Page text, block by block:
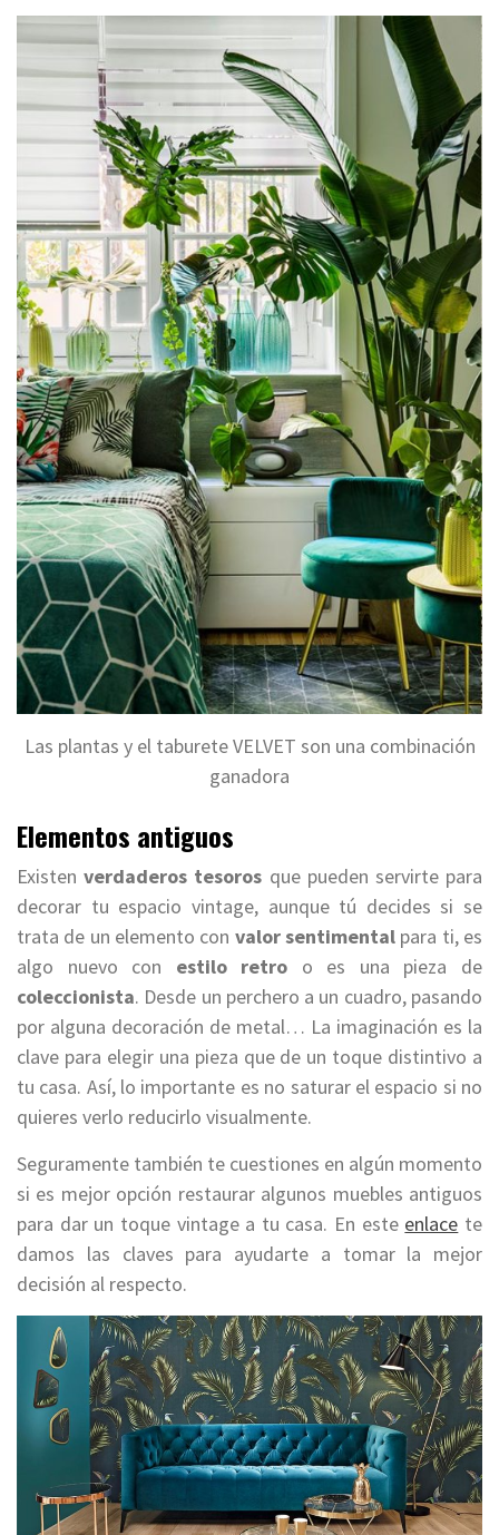
Las plantas y el taburete VELVET son una combinación
ganadora
Elementos antiguos
Existenverdaderos tesoros que pueden servirte para
decorar tu espacio vintage, aunque tú decides si se
trata de un elemento con valor sentimental para ti, es
algo nuevo con estilo retro o es una pieza de
coleccionista. Desde un perchero a un cuadro, pasando
por alguna decoración de metal… La imaginación es la
clave para elegir una pieza que de un toque distintivo a
tu casa. Así, lo importante es no saturar el espacio si no
quieres verlo reducirlo visualmente.
Seguramente también te cuestiones en algún momento
si es mejor opción restaurar algunos muebles antiguos
para dar un toque vintage a tu casa. En este enlace te
damos las claves para ayudarte a tomar la mejor
decisión al respecto.